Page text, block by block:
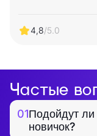
4,8/5.0
Частые
01Подойдут
новичок?